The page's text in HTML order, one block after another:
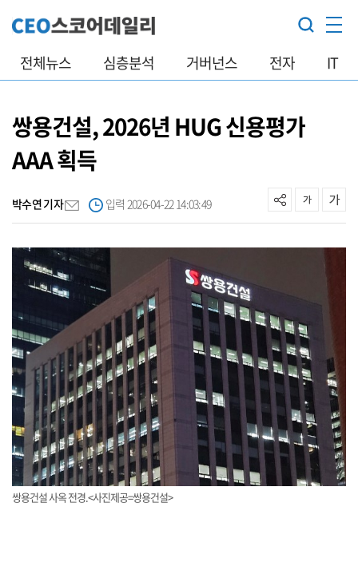
전체뉴스 심층분석 거버넌스 전자 IT
쌍용건설, 2026년 HUG 신용평가
AAA 획득
박수연 기자 입력 2026-04-22 14:03:49
쌍용건설 사옥 전경.<사진제공=쌍용건설>